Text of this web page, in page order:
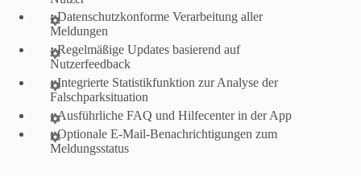
:Datenschutzkonforme Verarbeitung aller
Meldungen
:Regelmäßige Updates basierend auf
Nutzerfeedback
:Integrierte Statistikfunktion zur Analyse der
Falschparksituation
:Ausführliche FAQ und Hilfecenter in der App
:Optionale E-Mail-Benachrichtigungen zum
Meldungsstatus